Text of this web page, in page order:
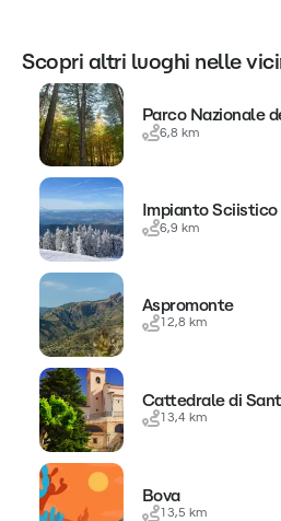
Scopri altri luoghi nelle
Parco Nazionale
6,8 km
Impianto Sciistico
6,9 km
Aspromonte
12,8 km
Cattedrale di
13,4 km
Bova
13,5 km